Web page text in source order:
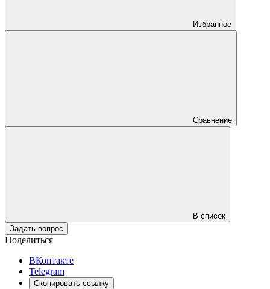
Избранное
Сравнение
В список
Задать вопрос
Поделиться
ВКонтакте
Telegram
Скопировать ссылку